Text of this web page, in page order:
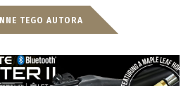
INNE TEGO AUTORA